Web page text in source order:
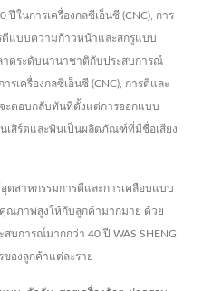
ปีในการเครื่องกลซีเอ็นซี (CNC), การ
แบบความก้าวหน้าและสกรูแบบ
าดระดับนานาชาติกับประสบการณ์
รเครื่องกลซีเอ็นซี (CNC), การตีและ
ะตอบกลับทันทีตั้งแต่การออกแบบ
เสิร์ตและพินเป็นผลิตภัณฑ์ที่มีชื่อเสียง
ตสาหกรรมการตีและการเคลือบแบบ
ณภาพสูงให้กับลูกค้ามากมาย ด้วย
บการณ์มากกว่า 40 ปี WAS SHENG
ของลูกค้าแต่ละราย